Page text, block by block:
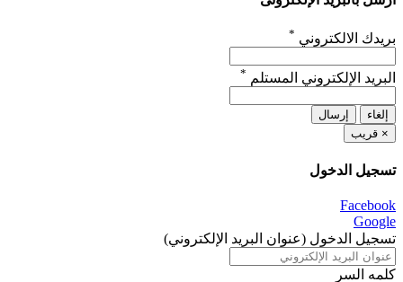
بريدك الالكتروني *
البريد الإلكتروني المستلم *
إلغاء
إرسال
× قريب
تسجيل الدخول
Facebook
Google
تسجيل الدخول (عنوان البريد الإلكتروني)
كلمه السر